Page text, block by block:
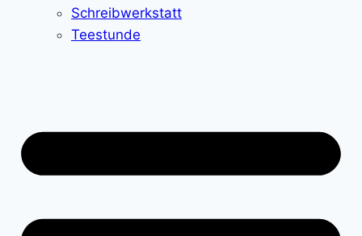
Schreibwerkstatt
Teestunde